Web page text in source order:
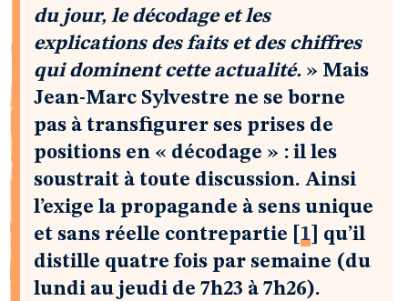
du jour, le décodage et les
explications des faits et des chiffres
qui dominent cette actualité. » Mais
Jean-Marc Sylvestre ne se borne
pas à transfigurer ses prises de
positions en « décodage » : il les
soustrait à toute discussion. Ainsi
l’exige la propagande à sens unique
et sans réelle contrepartie
1
qu’il
distille quatre fois par semaine (du
lundi au jeudi de 7h23 à 7h26).